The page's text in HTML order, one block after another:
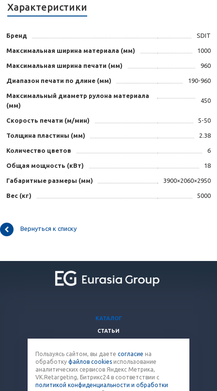
Характеристики
Бренд SDIT
Максимальная ширина материала (мм) 1000
Максимальная ширина печати (мм) 960
Диапазон печати по длине (мм) 190-960
Максимальный диаметр рулона материала
(мм)
450
Скорость печати (м/мин) 5-50
Толщина пластины (мм) 2.38
Количество цветов 6
Общая мощность (кВт) 18
Габаритные размеры (мм) 3900×2060×2950
Вес (кг) 5000
Вернуться к списку
КАТАЛОГ
СТАТЬИ
КОМПАНИЯ
КОНТАКТЫ
8 (800) 707-12-53
Пользуясь сайтом, вы даете согласие на
обработку файлов cookies использование
аналитических сервисов Яндекс Метрика,
VK.Retargeting, Битрикс24 в соответствии с
политикой конфиденциальности и обработки